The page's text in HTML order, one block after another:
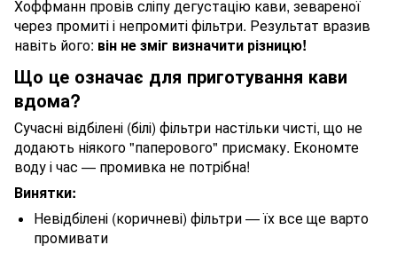
Хоффманн провів сліпу дегустацію кави, зевареної
через промиті і непромиті фільтри. Результат вразив
навіть його: він не зміг визначити різницю!
Що це означає для приготування кави
вдома?
Сучасні відбілені (білі) фільтри настільки чисті, що не
додають ніякого "паперового" присмаку. Економте
воду і час — промивка не потрібна!
Винятки:
Невідбілені (коричневі) фільтри — їх все ще варто
промивати